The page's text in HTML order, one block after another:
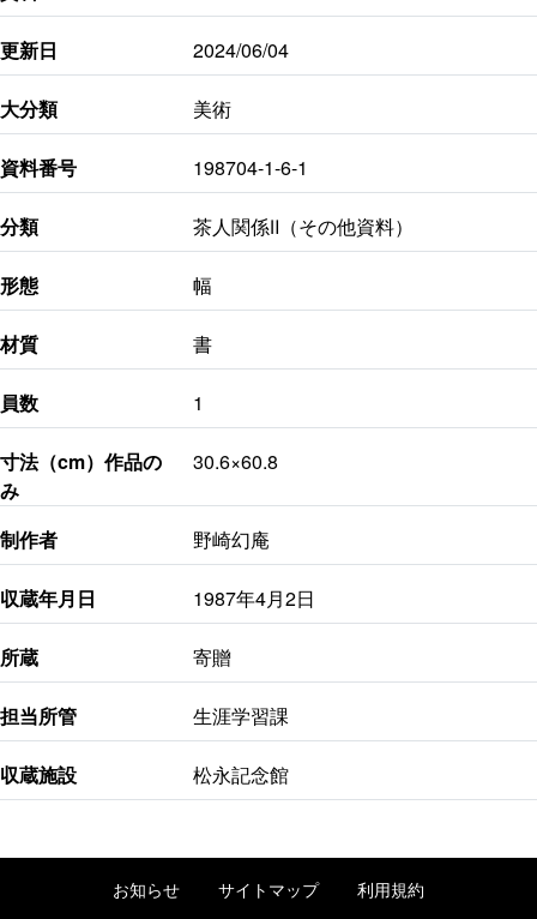
更新日 2024/06/04
大分類 美術
資料番号 198704-1-6-1
分類 茶人関係Ⅱ（その他資料）
形態 幅
材質 書
員数 1
寸法（cm）作品の
み
30.6×60.8
制作者 野崎幻庵
収蔵年月日 1987年4月2日
所蔵 寄贈
担当所管 生涯学習課
収蔵施設 松永記念館
お知らせ サイトマップ
利用規約